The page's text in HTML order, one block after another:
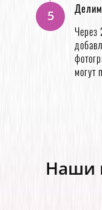
5
Через
могут
Наши